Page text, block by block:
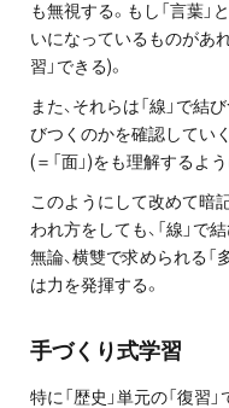
も無視する。もし「言葉」
いになっているものがあ
習」できる)。
また、それらは「線」で
びつくのかを確認してい
(＝「面」)をも理解するよう
このようにして改めて暗
われ方をしても、「線」で
無論、横雙で求められる「
は力を発揮する。
手づくり式学習
特に「歴史」単元の「復習